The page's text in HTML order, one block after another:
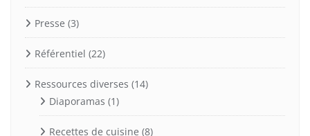
Presse (3)
Référentiel (22)
Ressources diverses (14)
Diaporamas (1)
Recettes de cuisine (8)